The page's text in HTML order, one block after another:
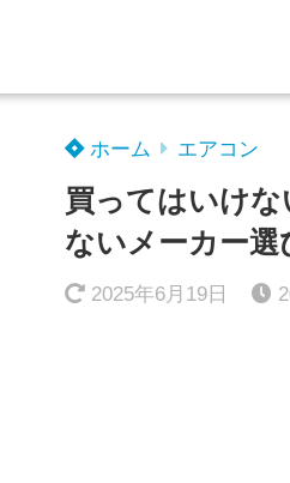
ホーム エアコン
買ってはいけ
ないメーカー選
2025年6月19日